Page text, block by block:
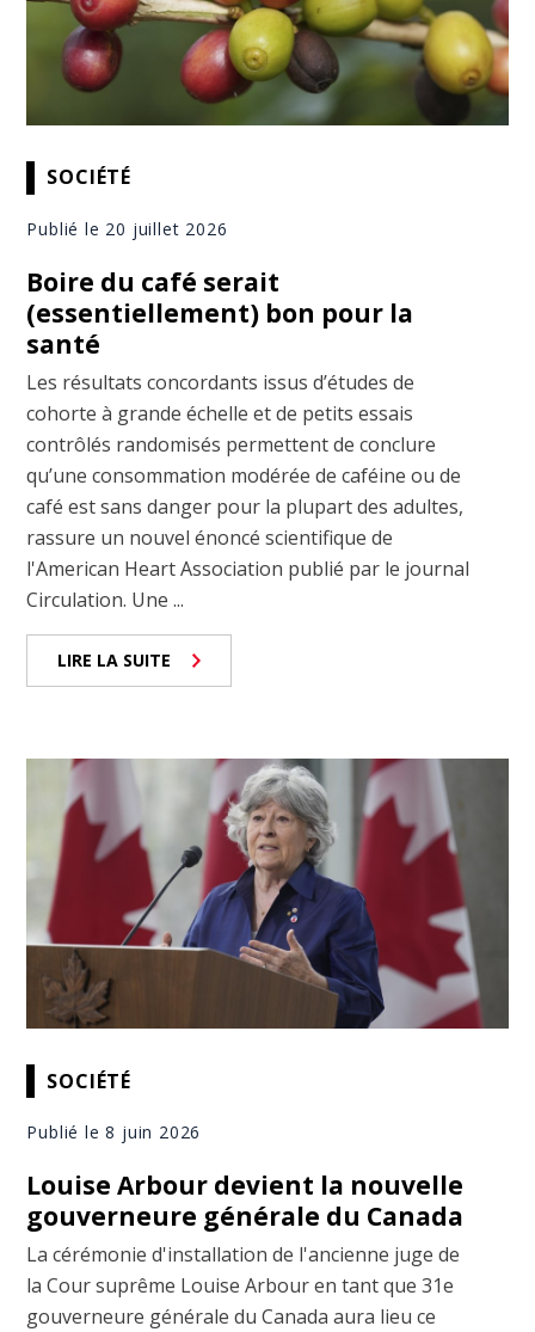
SOCIÉTÉ
Publié le 20 juillet 2026
Boire du café serait
(essentiellement) bon pour la
santé
Les résultats concordants issus d’études de
cohorte à grande échelle et de petits essais
contrôlés randomisés permettent de conclure
qu’une consommation modérée de caféine ou de
café est sans danger pour la plupart des adultes,
rassure un nouvel énoncé scientifique de
l'American Heart Association publié par le journal
Circulation. Une ...
LIRE LA SUITE
SOCIÉTÉ
Publié le 8 juin 2026
Louise Arbour devient la nouvelle
gouverneure générale du Canada
La cérémonie d'installation de l'ancienne juge de
la Cour suprême Louise Arbour en tant que 31e
gouverneure générale du Canada aura lieu ce